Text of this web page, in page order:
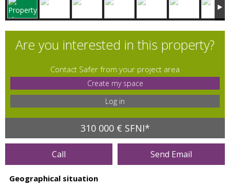
Are you interested in this property?
Contact Safer from your project area
Create my space
Log in
310 000 € SFNI*
Call Send Email
Geographical situation